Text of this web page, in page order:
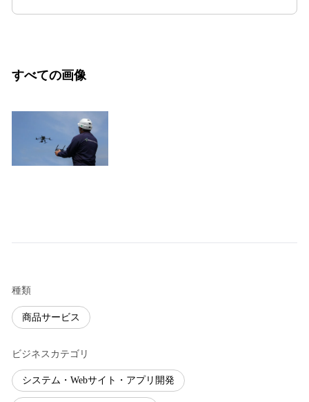
すべての画像
種類
商品サービス
ビジネスカテゴリ
システム・Webサイト・アプリ開発